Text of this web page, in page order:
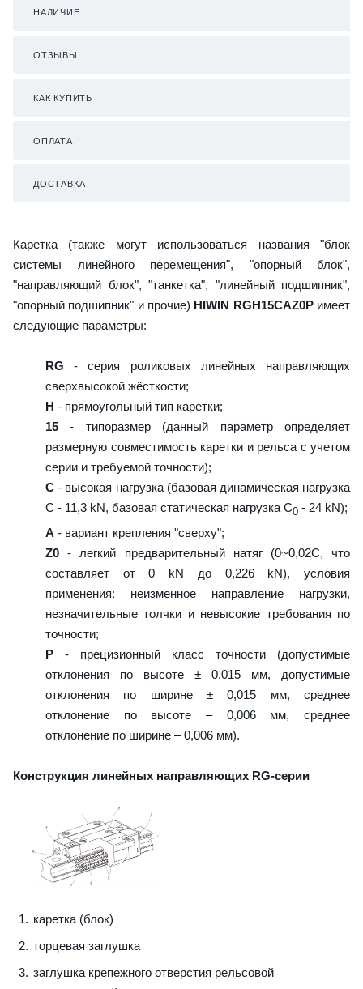
НАЛИЧИЕ
ОТЗЫВЫ
КАК КУПИТЬ
ОПЛАТА
ДОСТАВКА
Каретка (также могут использоваться названия "блок
системы линейного перемещения", "опорный блок",
"направляющий блок", "танкетка", "линейный подшипник",
"опорный подшипник" и прочие) HIWIN RGH15CAZ0Pимеет
следующие параметры:
RG - серия роликовых линейных направляющих
сверхвысокой жёсткости;
H - прямоугольный тип каретки;
15 - типоразмер (данный параметр определяет
размерную совместимость каретки и рельса с учетом
серии и требуемой точности);
C - высокая нагрузка (базовая динамическая нагрузка
C - 11,3 kN, базовая статическая нагрузка С0 - 24 kN);
A - вариант крепления "сверху";
Z0 - легкий предварительный натяг (0~0,02C, что
составляет от 0 kN до 0,226 kN), условия
применения: неизменное направление нагрузки,
незначительные толчки и невысокие требования по
точности;
P - прецизионный класс точности (допустимые
отклонения по высоте ± 0,015 мм, допустимые
отклонения по ширине ± 0,015 мм, среднее
отклонение по высоте – 0,006 мм, среднее
отклонение по ширине – 0,006 мм).
Конструкция линейных направляющих RG-серии
каретка (блок)
торцевая заглушка
заглушка крепежного отверстия рельсовой